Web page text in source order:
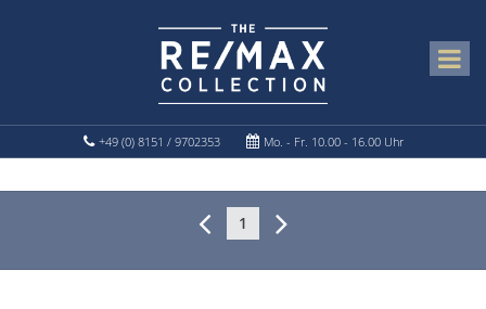
+49 (0) 8151 / 9702353 Mo. - Fr. 10.00 - 16.00 Uhr
1